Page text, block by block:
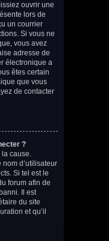
ouvrir une
lors de
un courrier
Si vous ne
vous avez
adresse de
électronique a
êtes certain
que vous
de contacter
?
la cause.
d’utilisateur
Si tel est le
forum afin de
Il est
du site
et qu’il